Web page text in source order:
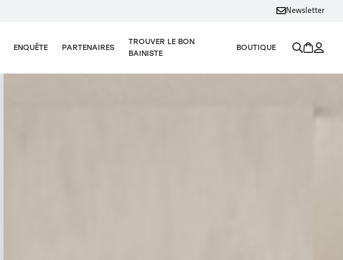
Newsletter
ENQUÊTE PARTENAIRES
TROUVER LE BON
BAINISTE
BOUTIQUE